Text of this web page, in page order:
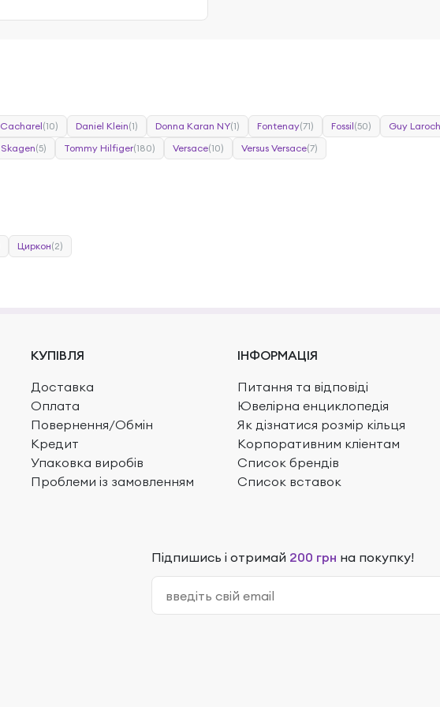
Cacharel(10) Daniel Klein(1) Donna Karan NY(1) Fontenay(71) Fossil(50) Guy
Skagen(5) Tommy Hilfiger(180) Versace(10) Versus Versace(7)
Циркон(2)
КУПІВЛЯ
Доставка
Оплата
Повернення/Обмін
Кредит
Упаковка виробів
Проблеми із замовленням
ІНФОРМАЦІЯ
Питання та відповіді
Ювелірна енциклопедія
Як дізнатися розмір кільця
Корпоративним кліентам
Список брендів
Список вставок
Підпишись і отримай 200 грн на покупку!